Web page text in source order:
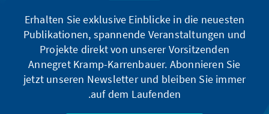
Erhalten Sie exklusive Einblicke in die neuesten
Publikationen, spannende Veranstaltungen und
Projekte direkt von unserer Vorsitzenden
Annegret Kramp-Karrenbauer. Abonnieren Sie
jetzt unseren Newsletter und bleiben Sie immer
auf dem Laufenden.